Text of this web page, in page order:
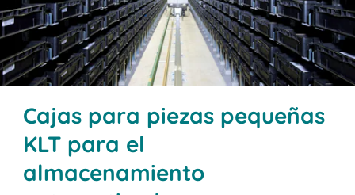
Cajas para piezas pequeñas
KLT para el
almacenamiento